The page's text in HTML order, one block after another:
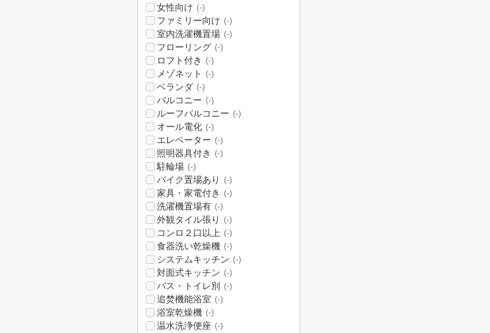
女性向け (-)
ファミリー向け (-)
室内洗濯機置場 (-)
フローリング (-)
ロフト付き (-)
メゾネット (-)
ベランダ (-)
バルコニー (-)
ルーフバルコニー (-)
オール電化 (-)
エレベーター (-)
照明器具付き (-)
駐輪場 (-)
バイク置場あり (-)
家具・家電付き (-)
洗濯機置場有 (-)
外観タイル張り (-)
コンロ２口以上 (-)
食器洗い乾燥機 (-)
システムキッチン (-)
対面式キッチン (-)
バス・トイレ別 (-)
追焚機能浴室 (-)
浴室乾燥機 (-)
温水洗浄便座 (-)